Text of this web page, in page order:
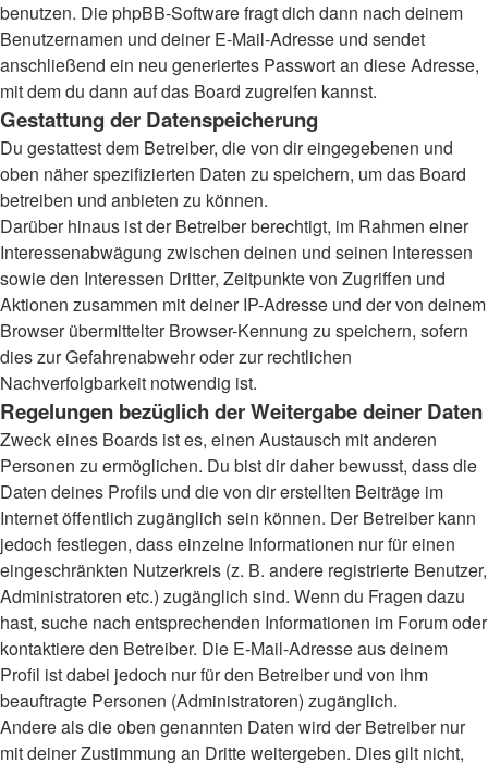
benutzen. Die phpBB-Software fragt dich dann nach deinem
Benutzernamen und deiner E-Mail-Adresse und sendet
anschließend ein neu generiertes Passwort an diese Adresse,
mit dem du dann auf das Board zugreifen kannst.
Gestattung der Datenspeicherung
Du gestattest dem Betreiber, die von dir eingegebenen und
oben näher spezifizierten Daten zu speichern, um das Board
betreiben und anbieten zu können.
Darüber hinaus ist der Betreiber berechtigt, im Rahmen einer
Interessenabwägung zwischen deinen und seinen Interessen
sowie den Interessen Dritter, Zeitpunkte von Zugriffen und
Aktionen zusammen mit deiner IP-Adresse und der von deinem
Browser übermittelter Browser-Kennung zu speichern, sofern
dies zur Gefahrenabwehr oder zur rechtlichen
Nachverfolgbarkeit notwendig ist.
Regelungen bezüglich der Weitergabe deiner Daten
Zweck eines Boards ist es, einen Austausch mit anderen
Personen zu ermöglichen. Du bist dir daher bewusst, dass die
Daten deines Profils und die von dir erstellten Beiträge im
Internet öffentlich zugänglich sein können. Der Betreiber kann
jedoch festlegen, dass einzelne Informationen nur für einen
eingeschränkten Nutzerkreis (z. B. andere registrierte Benutzer,
Administratoren etc.) zugänglich sind. Wenn du Fragen dazu
hast, suche nach entsprechenden Informationen im Forum oder
kontaktiere den Betreiber. Die E-Mail-Adresse aus deinem
Profil ist dabei jedoch nur für den Betreiber und von ihm
beauftragte Personen (Administratoren) zugänglich.
Andere als die oben genannten Daten wird der Betreiber nur
mit deiner Zustimmung an Dritte weitergeben. Dies gilt nicht,